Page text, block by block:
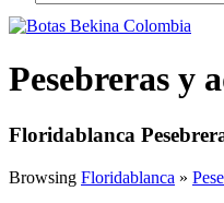
Pesebreras y
Floridablanca
Browsing Floridablanca »